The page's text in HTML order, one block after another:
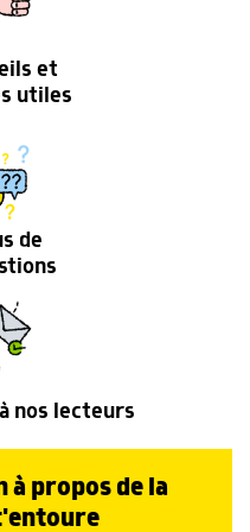
et
utiles
de
nos lecteurs
à propos de la